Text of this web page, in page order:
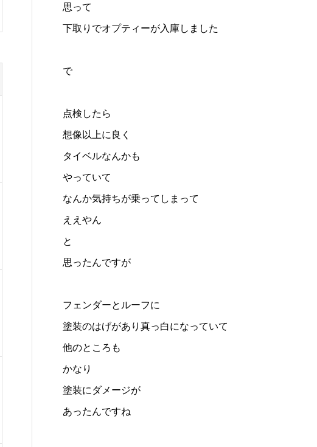
思って
下取りでオプティーが入庫しました
で
点検したら
想像以上に良く
タイベルなんかも
やっていて
なんか気持ちが乗ってしまって
ええやん
と
思ったんですが
フェンダーとルーフに
塗装のはげがあり真っ白になっていて
他のところも
かなり
塗装にダメージが
あったんですね